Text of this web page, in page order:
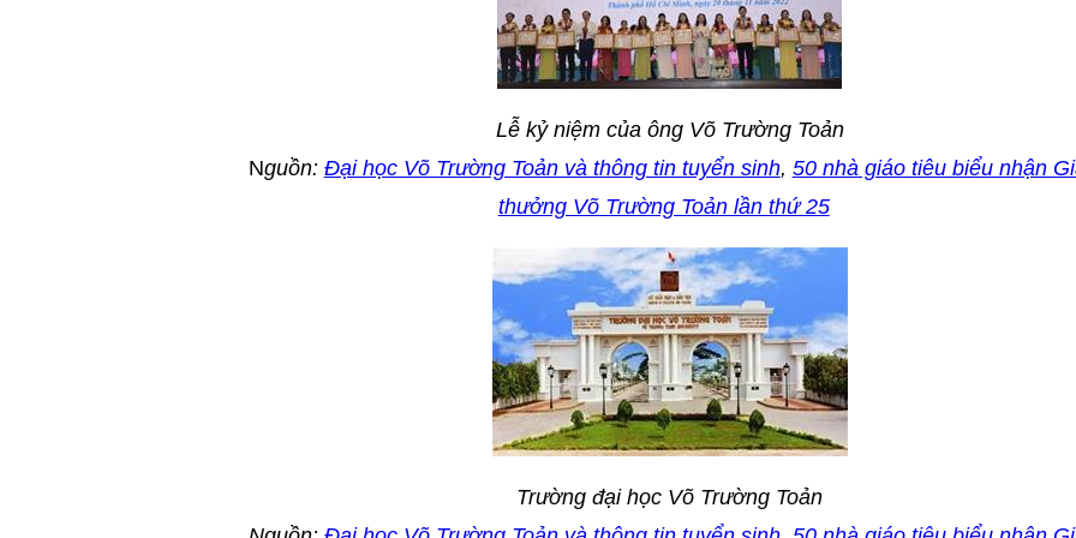
Lễ kỷ niệm của ông Võ Trường Toản
Nguồn: Đại học Võ Trường Toản và thông tin tuyển sinh, 50 nhà giáo tiêu biểu nhận
thưởng Võ Trường Toản lần thứ 25
Trường đại học Võ Trường Toản